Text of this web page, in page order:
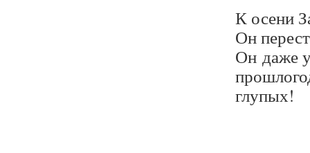
К осени
Он
Он даже
глупых!